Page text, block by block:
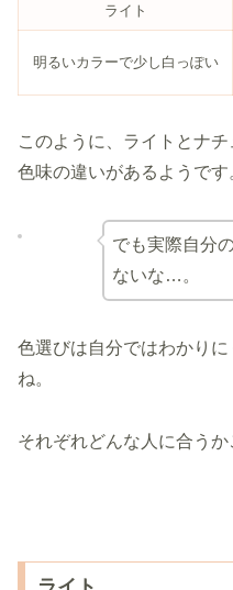
ライト
明るいカラーで少し白っぽい
このように、ライトとナ
色味の違いがあるようです
でも実際自分
ないな…。
色選びは自分ではわかり
ね。
それぞれどんな人に合う